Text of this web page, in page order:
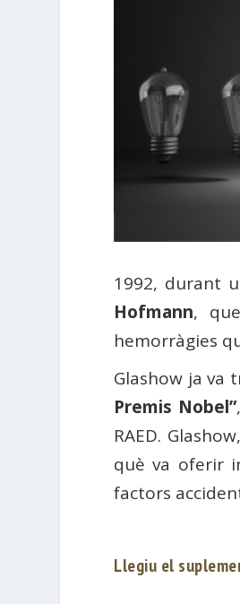
1992, durant
Hofmann,
hemorràgies
Glashow ja va
Premis Nobel”
RAED.
què va oferir
factors
Llegiu el